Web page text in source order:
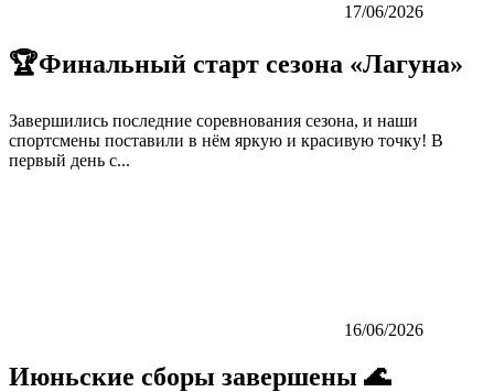
17/06/2026
🏆Финальный старт сезона «Лагуна»
Завершились последние соревнования сезона, и наши
спортсмены поставили в нём яркую и красивую точку! В
первый день с...
16/06/2026
Июньские сборы завершены 🌊